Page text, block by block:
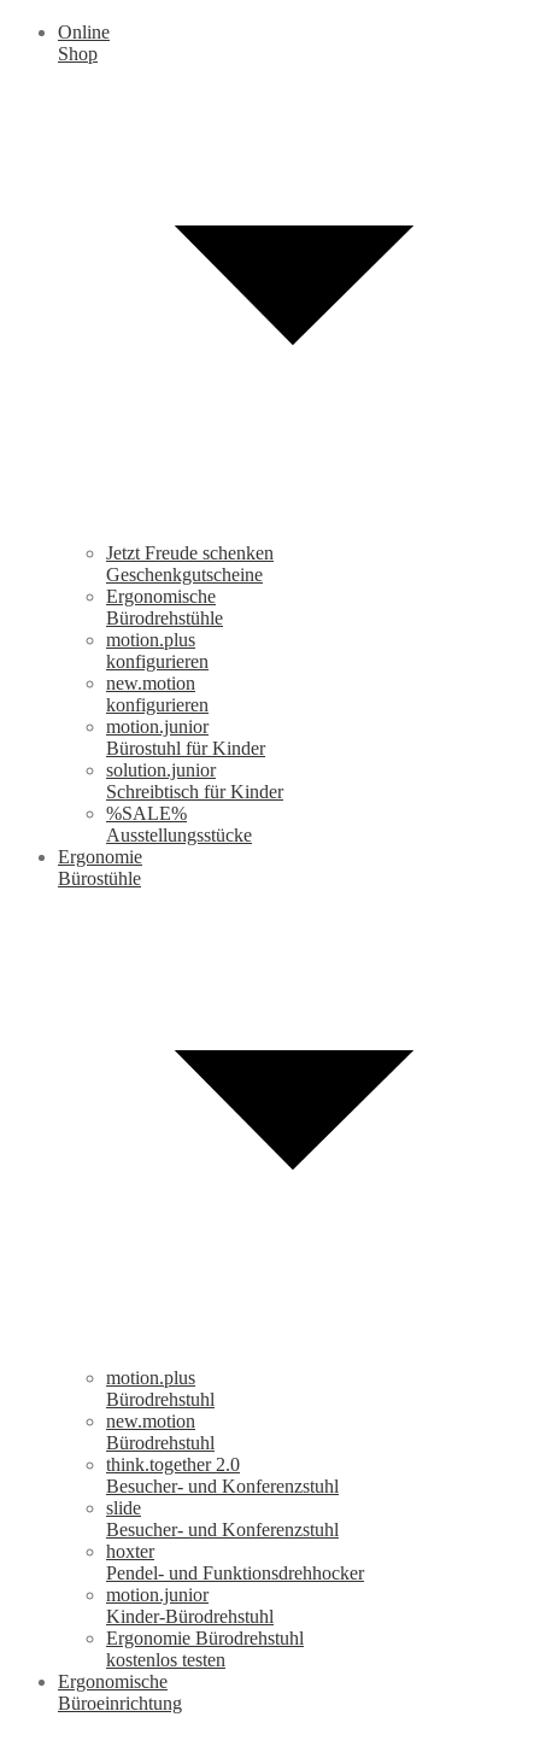
Online
Shop
Jetzt Freude schenken
Geschenkgutscheine
Ergonomische
Bürodrehstühle
motion.plus
konfigurieren
new.motion
konfigurieren
motion.junior
Bürostuhl für Kinder
solution.junior
Schreibtisch für Kinder
%SALE%
Ausstellungsstücke
Ergonomie
Bürostühle
motion.plus
Bürodrehstuhl
new.motion
Bürodrehstuhl
think.together 2.0
Besucher- und Konferenzstuhl
slide
Besucher- und Konferenzstuhl
hoxter
Pendel- und Funktionsdrehhocker
motion.junior
Kinder-Bürodrehstuhl
Ergonomie Bürodrehstuhl
kostenlos testen
Ergonomische
Büroeinrichtung